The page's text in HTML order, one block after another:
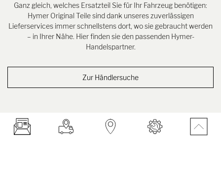
Ganz gleich, welches Ersatzteil Sie für Ihr Fahrzeug benötigen:
Hymer Original Teile sind dank unseres zuverlässigen
Lieferservices immer schnellstens dort, wo sie gebraucht werden
– in Ihrer Nähe. Hier finden sie den passenden Hymer-
Handelspartner.
Zur Händlersuche